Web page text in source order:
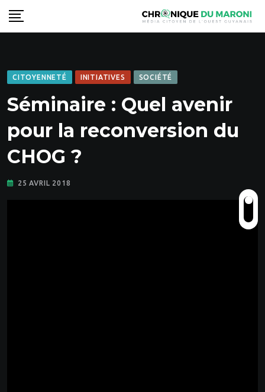
Skip
to
CITOYENNETÉ INITIATIVES SOCIÉTÉ
Séminaire : Quel avenir
pour la reconversion du
CHOG ?
25 AVRIL 2018